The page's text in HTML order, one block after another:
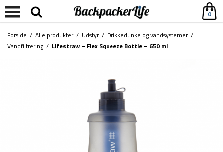
0
Forside / Alle produkter/ Udstyr/ Drikkedunke og vandsystemer/
Vandfiltrering / Lifestraw – Flex Squeeze Bottle – 650 ml